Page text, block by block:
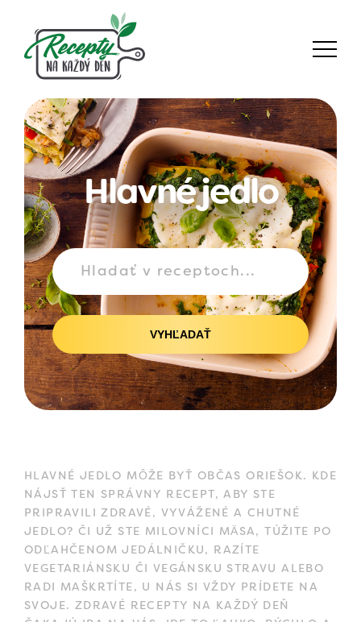
Hlavné jedlo
VYHĽADAŤ
HLAVNÉ JEDLO MÔŽE BYŤ OBČAS ORIEŠOK. KDE
NÁJSŤ TEN SPRÁVNY RECEPT, ABY STE
PRIPRAVILI ZDRAVÉ, VYVÁŽENÉ A CHUTNÉ
JEDLO? ČI UŽ STE MILOVNÍCI MÄSA, TÚŽITE PO
ODĽAHČENOM JEDÁLNIČKU, RAZÍTE
VEGETARIÁNSKU ČI VEGÁNSKU STRAVU ALEBO
RADI MAŠKRTÍTE, U NÁS SI VŽDY PRÍDETE NA
SVOJE. ZDRAVÉ RECEPTY NA KAŽDÝ DEŇ